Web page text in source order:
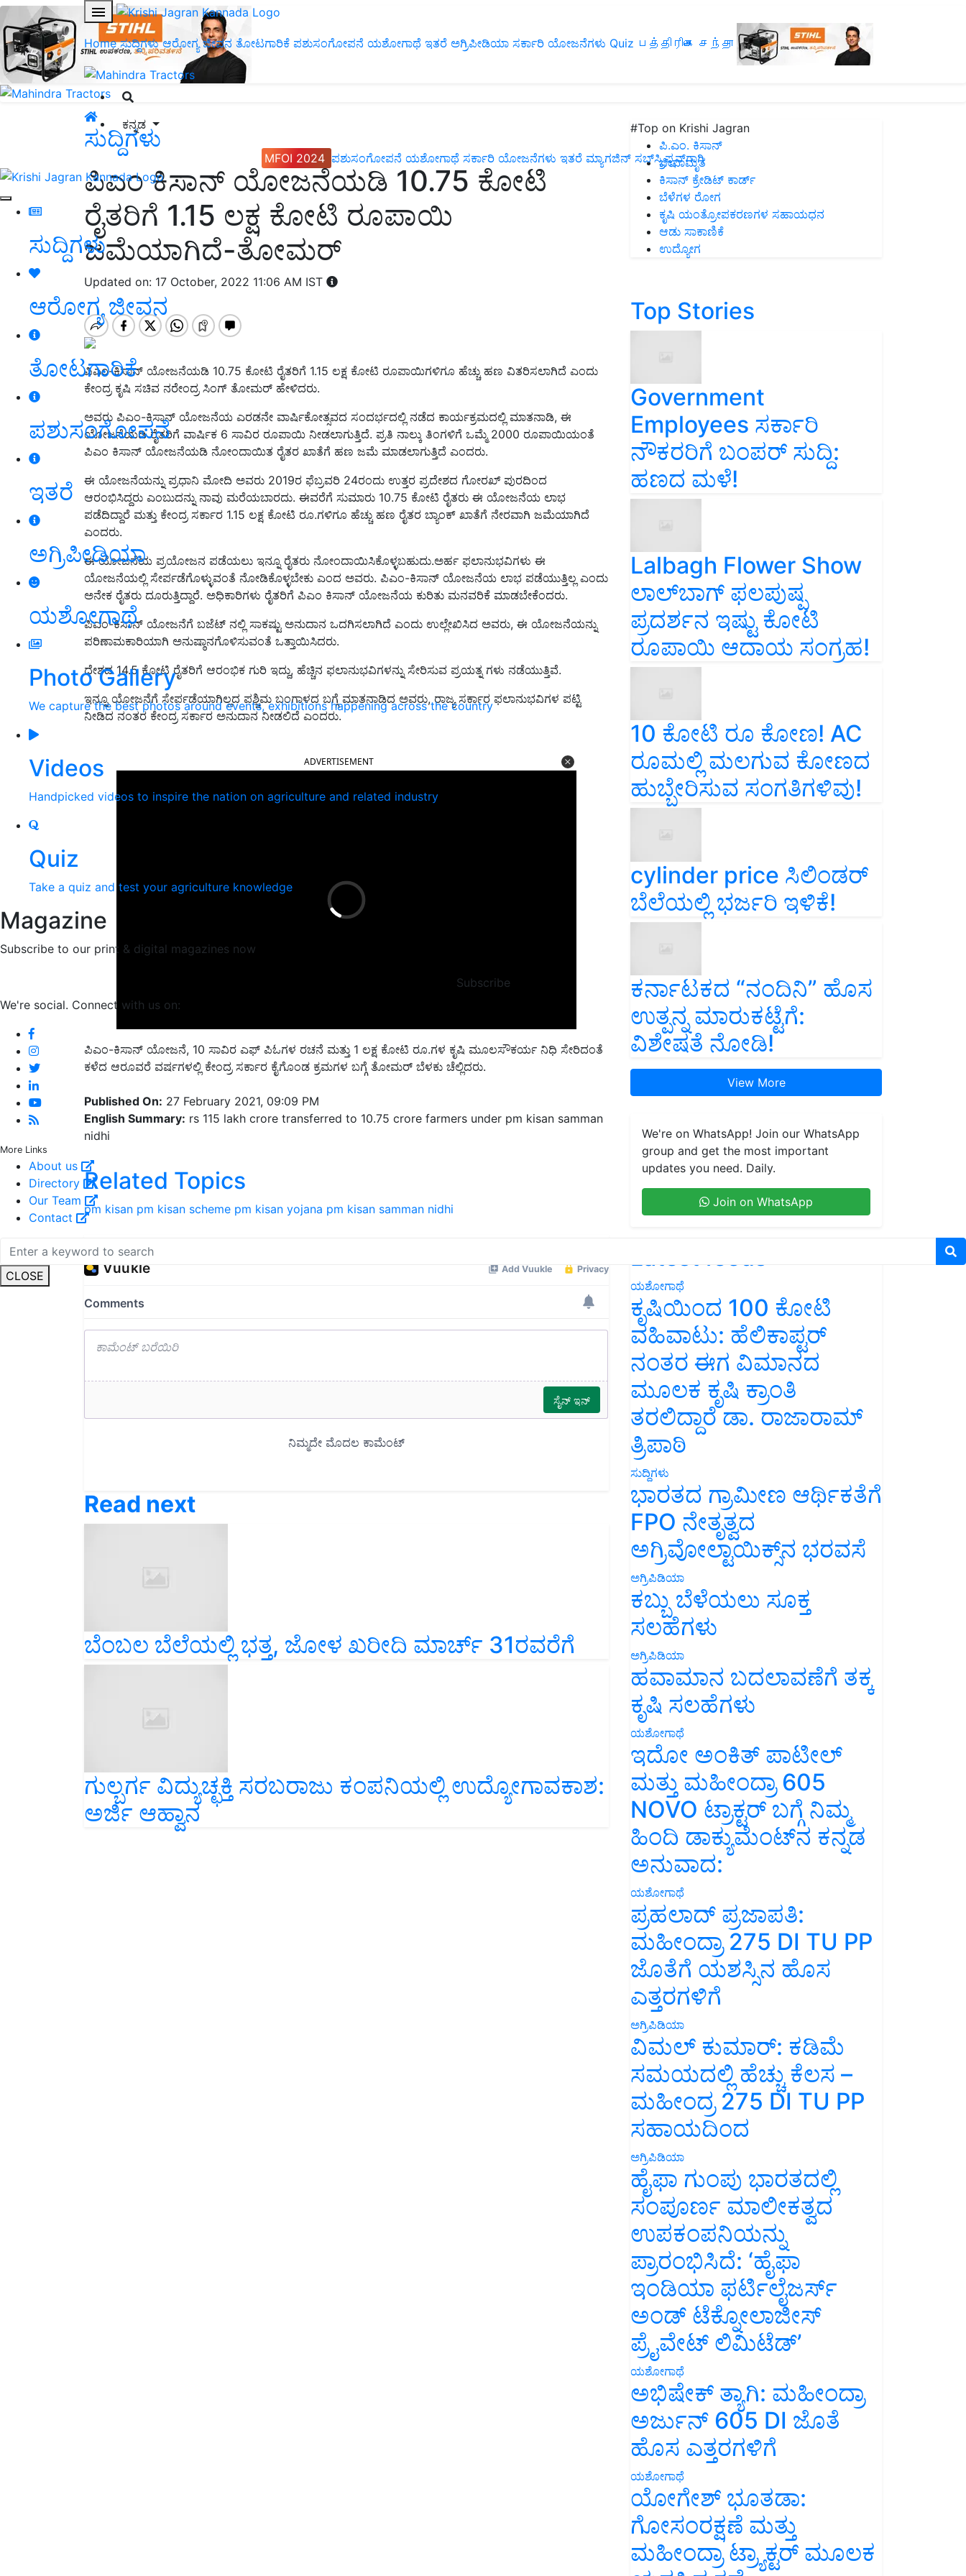
Home ಸುದ್ದಿಗಳು ಆರೋಗ್ಯ ಜೀವನ ತೋಟಗಾರಿಕೆ ಪಶುಸಂಗೋಪನೆ ಯಶೋಗಾಥೆ ಇತರೆ ಅಗ್ರಿಪೀಡಿಯಾ ಸರ್ಕಾರಿ ಯೋಜನೆಗಳು Quiz பத்திரிகை சந்தா
ಕನ್ನಡ
MFOI 2024 ಪಶುಸಂಗೋಪನೆ ಯಶೋಗಾಥೆ ಸರ್ಕಾರಿ ಯೋಜನೆಗಳು ಇತರೆ ಮ್ಯಾಗಜಿನ್‌ ಸಬ್‌ಸ್ಕ್ರಿಪ್ಷನ್‌ಗಾಗಿ
ಸುದ್ದಿಗಳು
ಆರೋಗ್ಯ ಜೀವನ
ತೋಟಗಾರಿಕೆ
ಪಶುಸಂಗೋಪನೆ
ಇತರೆ
ಅಗ್ರಿಪೀಡಿಯಾ
ಯಶೋಗಾಥೆ
Photo Gallery
We capture the best photos around events, exhibitions happening across the country
Videos
Handpicked videos to inspire the nation on agriculture and related industry
Quiz
Take a quiz and test your agriculture knowledge
Magazine
Subscribe to our print & digital magazines now
Subscribe
We're social. Connect with us on:
More Links
About us
Directory
Our Team
Contact
CLOSE
ಸುದ್ದಿಗಳು
ಪಿಎಂ ಕಿಸಾನ್ ಯೋಜನೆಯಡಿ 10.75 ಕೋಟಿ
ರೈತರಿಗೆ 1.15 ಲಕ್ಷ ಕೋಟಿ ರೂಪಾಯಿ
ಜಮೆಯಾಗಿದೆ-ತೋಮರ್
Updated on: 17 October, 2022 11:06 AM IST
ಪಿಎಂ-ಕಿಸಾನ್ ಯೋಜನೆಯಡಿ 10.75 ಕೋಟಿ ರೈತರಿಗೆ 1.15 ಲಕ್ಷ ಕೋಟಿ ರೂಪಾಯಿಗಳಿಗೂ ಹೆಚ್ಚು ಹಣ ವಿತರಿಸಲಾಗಿದೆ ಎಂದು
ಕೇಂದ್ರ ಕೃಷಿ ಸಚಿವ ನರೇಂದ್ರ ಸಿಂಗ್ ತೋಮರ್ ಹೇಳಿದರು.
ಅವರು ಪಿಎಂ-ಕಿಸಾನ್ ಯೋಜನೆಯ ಎರಡನೇ ವಾರ್ಷಿಕೋತ್ಸವದ ಸಂದರ್ಭದಲ್ಲಿ ನಡೆದ ಕಾರ್ಯಕ್ರಮದಲ್ಲಿ ಮಾತನಾಡಿ, ಈ
ಯೋಜನೆಯಡಿ ರೈತರಿಗೆ ವಾರ್ಷಿಕ 6 ಸಾವಿರ ರೂಪಾಯಿ ನೀಡಲಾಗುತ್ತಿದೆ. ಪ್ರತಿ ನಾಲ್ಕು ತಿಂಗಳಿಗೆ ಒಮ್ಮೆ 2000 ರೂಪಾಯಿಯಂತೆ
ಪಿಎಂ ಕಿಸಾನ್ ಯೋಜನೆಯಡಿ ನೋಂದಾಯಿತ ರೈತರ ಖಾತೆಗೆ ಹಣ ಜಮೆ ಮಾಡಲಾಗುತ್ತಿದೆ ಎಂದರು.
ಈ ಯೋಜನೆಯನ್ನು ಪ್ರಧಾನಿ ಮೋದಿ ಅವರು 2019ರ ಫೆಬ್ರವರಿ 24ರಂದು ಉತ್ತರ ಪ್ರದೇಶದ ಗೋರಖ್ ಪುರದಿಂದ
ಆರಂಭಿಸಿದ್ದರು ಎಂಬುದನ್ನು ನಾವು ಮರೆಯಬಾರದು. ಈವರೆಗೆ ಸುಮಾರು 10.75 ಕೋಟಿ ರೈತರು ಈ ಯೋಜನೆಯ ಲಾಭ
ಪಡೆದಿದ್ದಾರೆ ಮತ್ತು ಕೇಂದ್ರ ಸರ್ಕಾರ 1.15 ಲಕ್ಷ ಕೋಟಿ ರೂ.ಗಳಿಗೂ ಹೆಚ್ಚು ಹಣ ರೈತರ ಬ್ಯಾಂಕ್ ಖಾತೆಗೆ ನೇರವಾಗಿ ಜಮೆಯಾಗಿದೆ
ಎಂದರು.
ಈ ಯೋಜನೆಯ ಪ್ರಯೋಜನ ಪಡೆಯಲು ಇನ್ನೂ ರೈತರು ನೋಂದಾಯಿಸಿಕೊಳ್ಳಬಹುದು.ಅರ್ಹ ಫಲಾನುಭವಿಗಳು ಈ
ಯೋಜನೆಯಲ್ಲಿ ಸೇರ್ಪಡೆಗೊಳ್ಳುವಂತೆ ನೋಡಿಕೊಳ್ಳಬೇಕು ಎಂದ ಅವರು. ಪಿಎಂ-ಕಿಸಾನ್ ಯೋಜನೆಯ ಲಾಭ ಪಡೆಯುತ್ತಿಲ್ಲ ಎಂದು
ಅನೇಕ ರೈತರು ದೂರುತ್ತಿದ್ದಾರೆ. ಅಧಿಕಾರಿಗಳು ರೈತರಿಗೆ ಪಿಎಂ ಕಿಸಾನ್ ಯೋಜನೆಯ ಕುರಿತು ಮನವರಿಕೆ ಮಾಡಬೇಕೆಂದರು.
ಪಿಎಂ-ಕಿಸಾನ್ ಯೋಜನೆಗೆ ಬಜೆಟ್ ನಲ್ಲಿ ಸಾಕಷ್ಟು ಅನುದಾನ ಒದಗಿಸಲಾಗಿದೆ ಎಂದು ಉಲ್ಲೇಖಿಸಿದ ಅವರು, ಈ ಯೋಜನೆಯನ್ನು
ಪರಿಣಾಮಕಾರಿಯಾಗಿ ಅನುಷ್ಠಾನಗೊಳಿಸುವಂತೆ ಒತ್ತಾಯಿಸಿದರು.
ದೇಶದ 14.5 ಕೋಟಿ ರೈತರಿಗೆ ಆರಂಭಿಕ ಗುರಿ ಇದ್ದು, ಹೆಚ್ಚಿನ ಫಲಾನುಭವಿಗಳನ್ನು ಸೇರಿಸುವ ಪ್ರಯತ್ನ ಗಳು ನಡೆಯುತ್ತಿವೆ.
ಇನ್ನೂ ಯೋಜನೆಗೆ ಸೇರ್ಪಡೆಯಾಗಿಲ್ಲದ ಪಶ್ಚಿಮ ಬಂಗಾಳದ ಬಗ್ಗೆ ಮಾತನಾಡಿದ ಅವರು, ರಾಜ್ಯ ಸರ್ಕಾರ ಫಲಾನುಭವಿಗಳ ಪಟ್ಟಿ
ನೀಡಿದ ನಂತರ ಕೇಂದ್ರ ಸರ್ಕಾರ ಅನುದಾನ ನೀಡಲಿದೆ ಎಂದರು.
ಪಿಎಂ-ಕಿಸಾನ್ ಯೋಜನೆ, 10 ಸಾವಿರ ಎಫ್ ಪಿಓಗಳ ರಚನೆ ಮತ್ತು 1 ಲಕ್ಷ ಕೋಟಿ ರೂ.ಗಳ ಕೃಷಿ ಮೂಲಸೌಕರ್ಯ ನಿಧಿ ಸೇರಿದಂತೆ
ಕಳೆದ ಆರೂವರೆ ವರ್ಷಗಳಲ್ಲಿ ಕೇಂದ್ರ ಸರ್ಕಾರ ಕೈಗೊಂಡ ಕ್ರಮಗಳ ಬಗ್ಗೆ ತೋಮರ್ ಬೆಳಕು ಚೆಲ್ಲಿದರು.
English Summary:rs 115 lakh crore transferred to 10.75 crore farmers under pm kisan samman
nidhi
Related Topics
pm kisan pm kisan scheme pm kisan yojana
Share your comments
ಬೆಂಬಲ ಬೆಲೆಯಲ್ಲಿ ಭತ್ತ, ಜೋಳ ಖರೀದಿ ಮಾರ್ಚ್ 31ರವರೆಗೆ
ಗುಲ್ಬರ್ಗ ವಿದ್ಯುಚ್ಛಕ್ತಿ ಸರಬರಾಜು ಕಂಪನಿಯಲ್ಲಿ ಉದ್ಯೋಗಾವಕಾಶ:
ಅರ್ಜಿ ಆಹ್ವಾನ
#Top on Krishi Jagran
ಪಿ.ಎಂ. ಕಿಸಾನ್
ಜೀವಾಮೃತ
ಕಿಸಾನ್ ಕ್ರೇಡಿಟ್ ಕಾರ್ಡ್
ಬೆಳೆಗಳ ರೋಗ
ಕೃಷಿ ಯಂತ್ರೋಪಕರಣಗಳ ಸಹಾಯಧನ
ಆಡು ಸಾಕಾಣಿಕೆ
ಉದ್ಯೋಗ
Top Stories
Government
Employees ಸರ್ಕಾರಿ
ನೌಕರರಿಗೆ ಬಂಪರ್‌ ಸುದ್ದಿ:
ಹಣದ ಮಳೆ!
Lalbagh Flower Show
ಲಾಲ್‌ಬಾಗ್ ಫಲಪುಷ್ಪ
ಪ್ರದರ್ಶನ ಇಷ್ಟು ಕೋಟಿ
ರೂಪಾಯಿ ಆದಾಯ ಸಂಗ್ರಹ!
10 ಕೋಟಿ ರೂ ಕೋಣ! AC
ರೂಮಲ್ಲಿ ಮಲಗುವ ಕೋಣದ
ಹುಬ್ಬೇರಿಸುವ ಸಂಗತಿಗಳಿವು!
cylinder price ಸಿಲಿಂಡರ್‌
ಬೆಲೆಯಲ್ಲಿ ಭರ್ಜರಿ ಇಳಿಕೆ!
ಕರ್ನಾಟಕದ “ನಂದಿನಿ” ಹೊಸ
ಉತ್ಪನ್ನ ಮಾರುಕಟ್ಟೆಗೆ:
ವಿಶೇಷತೆ ನೋಡಿ!
View More
We're on WhatsApp! Join our WhatsApp
group and get the most important
updates you need. Daily.
Join on WhatsApp
Latest feeds
ಯಶೋಗಾಥೆ
ಕೃಷಿಯಿಂದ 100 ಕೋಟಿ
ವಹಿವಾಟು: ಹೆಲಿಕಾಪ್ಟರ್
ನಂತರ ಈಗ ವಿಮಾನದ
ಮೂಲಕ ಕೃಷಿ ಕ್ರಾಂತಿ
ತರಲಿದ್ದಾರೆ ಡಾ. ರಾಜಾರಾಮ್
ತ್ರಿಪಾಠಿ
ಸುದ್ದಿಗಳು
ಭಾರತದ ಗ್ರಾಮೀಣ ಆರ್ಥಿಕತೆಗೆ
FPO ನೇತೃತ್ವದ
ಅಗ್ರಿವೋಲ್ಟಾಯಿಕ್ಸ್‌ನ ಭರವಸೆ
ಅಗ್ರಿಪಿಡಿಯಾ
ಕಬ್ಬು ಬೆಳೆಯಲು ಸೂಕ್ತ
ಸಲಹೆಗಳು
ಅಗ್ರಿಪಿಡಿಯಾ
ಹವಾಮಾನ ಬದಲಾವಣೆಗೆ ತಕ್ಕ
ಕೃಷಿ ಸಲಹೆಗಳು
ಯಶೋಗಾಥೆ
ಇದೋ ಅಂಕಿತ್ ಪಾಟೀಲ್
ಮತ್ತು ಮಹೀಂದ್ರಾ 605
NOVO ಟ್ರಾಕ್ಟರ್ ಬಗ್ಗೆ ನಿಮ್ಮ
ಹಿಂದಿ ಡಾಕ್ಯುಮೆಂಟ್‌ನ ಕನ್ನಡ
ಅನುವಾದ:
ಯಶೋಗಾಥೆ
ಪ್ರಹಲಾದ್ ಪ್ರಜಾಪತಿ:
ಮಹೀಂದ್ರಾ 275 DI TU PP
ಜೊತೆಗೆ ಯಶಸ್ಸಿನ ಹೊಸ
ಎತ್ತರಗಳಿಗೆ
ಅಗ್ರಿಪಿಡಿಯಾ
ವಿಮಲ್ ಕುಮಾರ್: ಕಡಿಮೆ
ಸಮಯದಲ್ಲಿ ಹೆಚ್ಚು ಕೆಲಸ –
ಮಹೀಂದ್ರ 275 DI TU PP
ಸಹಾಯದಿಂದ
ಅಗ್ರಿಪಿಡಿಯಾ
ಹೈಫಾ ಗುಂಪು ಭಾರತದಲ್ಲಿ
ಸಂಪೂರ್ಣ ಮಾಲೀಕತ್ವದ
ಉಪಕಂಪನಿಯನ್ನು
ಪ್ರಾರಂಭಿಸಿದೆ: ‘ಹೈಫಾ
ಇಂಡಿಯಾ ಫರ್ಟಿಲೈಜರ್ಸ್
ಅಂಡ್ ಟೆಕ್ನೋಲಾಜೀಸ್
ಪ್ರೈವೇಟ್ ಲಿಮಿಟೆಡ್’
ಯಶೋಗಾಥೆ
ಅಭಿಷೇಕ್ ತ್ಯಾಗಿ: ಮಹೀಂದ್ರಾ
ಅರ್ಜುನ್ 605 DI ಜೊತೆ
ಹೊಸ ಎತ್ತರಗಳಿಗೆ
ಯಶೋಗಾಥೆ
ಯೋಗೇಶ್ ಭೂತಡಾ:
ಗೋಸಂರಕ್ಷಣೆ ಮತ್ತು
ಮಹೀಂದ್ರಾ ಟ್ರ್ಯಾಕ್ಟರ್ ಮೂಲಕ